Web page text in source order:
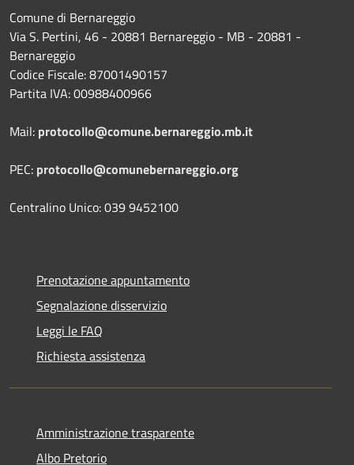
Comune di Bernareggio
Via S. Pertini, 46 - 20881 Bernareggio - MB - 20881 -
Bernareggio
Codice Fiscale: 87001490157
Partita IVA: 00988400966
Mail: protocollo@comune.bernareggio.mb.it
PEC: protocollo@comunebernareggio.org
Centralino Unico: 039 9452100
Prenotazione appuntamento
Segnalazione disservizio
Leggi le FAQ
Richiesta assistenza
Amministrazione trasparente
Albo Pretorio